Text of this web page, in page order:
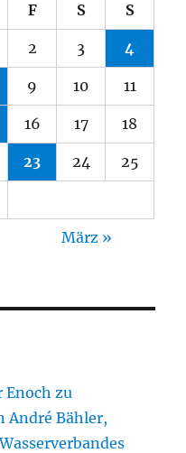
F S S
2 3 4
9 10 11
16 17 18
23 24 25
März »
Enoch zu
André Bähler,